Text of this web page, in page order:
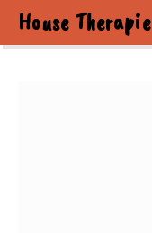
House Therapie